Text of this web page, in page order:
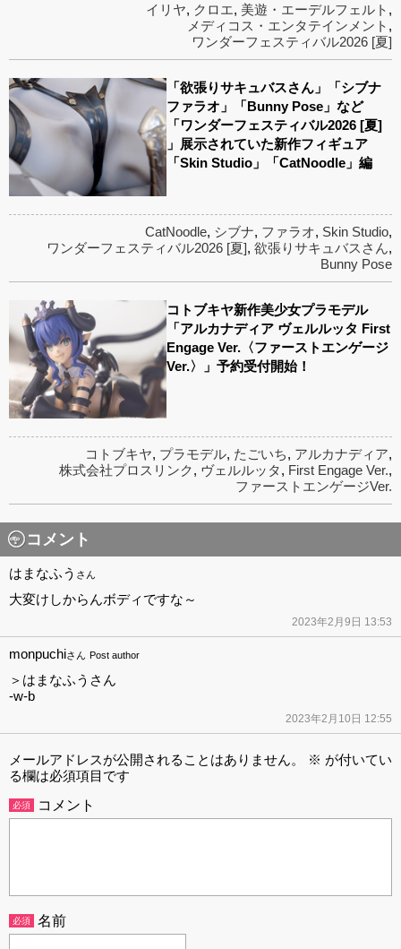
イリヤ, クロエ, 美遊・エーデルフェルト ,
メディコス・エンタテインメント ,
ワンダーフェスティバル2026 [夏]
「欲張りサキュバスさん」「シブナ
ファラオ」「Bunny Pose」など
「ワンダーフェスティバル2026 [夏]
」展示されていた新作フィギュア
「Skin Studio」「CatNoodle」編
CatNoodle, シブナ, ファラオ, Skin Studio,
ワンダーフェスティバル2026 [夏], 欲張りサキュバスさん,
Bunny Pose
コトブキヤ新作美少女プラモデル
「アルカナディア ヴェルルッタ First
Engage Ver.〈ファーストエンゲージ
Ver.〉」予約受付開始！
コトブキヤ, プラモデル, たごいち, アルカナディア,
株式会社プロスリンク, ヴェルルッタ, First Engage Ver.,
ファーストエンゲージVer.
コメント
はまなふう さん
大変けしからんボディですな～
2023年2月9日 13:53
monpuchiさん Post author
＞はまなふうさん
-w-b
2023年2月10日 12:55
メールアドレスが公開されることはありません。 ※ が付いてい
る欄は必須項目です
必須 コメント
必須 名前